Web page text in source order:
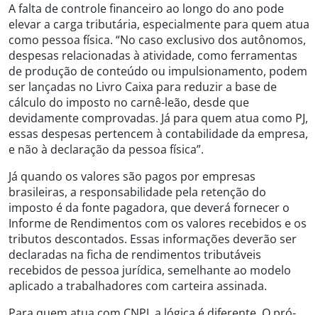
A falta de controle financeiro ao longo do ano pode
elevar a carga tributária, especialmente para quem atua
como pessoa física. “No caso exclusivo dos autônomos,
despesas relacionadas à atividade, como ferramentas
de produção de conteúdo ou impulsionamento, podem
ser lançadas no Livro Caixa para reduzir a base de
cálculo do imposto no carnê-leão, desde que
devidamente comprovadas. Já para quem atua como PJ,
essas despesas pertencem à contabilidade da empresa,
e não à declaração da pessoa física”.
Já quando os valores são pagos por empresas
brasileiras, a responsabilidade pela retenção do
imposto é da fonte pagadora, que deverá fornecer o
Informe de Rendimentos com os valores recebidos e os
tributos descontados. Essas informações deverão ser
declaradas na ficha de rendimentos tributáveis
recebidos de pessoa jurídica, semelhante ao modelo
aplicado a trabalhadores com carteira assinada.